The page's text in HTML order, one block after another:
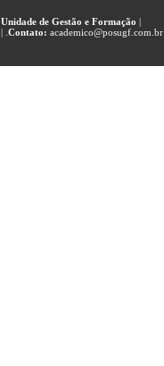
Unidade de Gestão e Formação |
| . Contato: academico@posugf.com.br